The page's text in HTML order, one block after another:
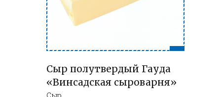
Сыр полутвердый Гауда
«Винсадская сыроварня»